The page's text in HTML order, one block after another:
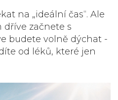
na „ideální čas“. Ale
dříve začnete s
budete volně dýchat -
od léků, které jen